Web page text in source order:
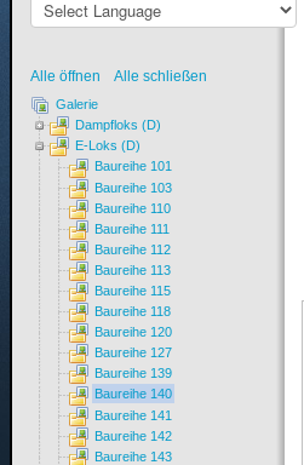
Alle öffnen Alle schließen
Galerie
Dampfloks (D)
E-Loks (D)
Baureihe 101
Baureihe 103
Baureihe 110
Baureihe 111
Baureihe 112
Baureihe 113
Baureihe 115
Baureihe 118
Baureihe 120
Baureihe 127
Baureihe 139
Baureihe 140
Baureihe 141
Baureihe 142
Baureihe 143